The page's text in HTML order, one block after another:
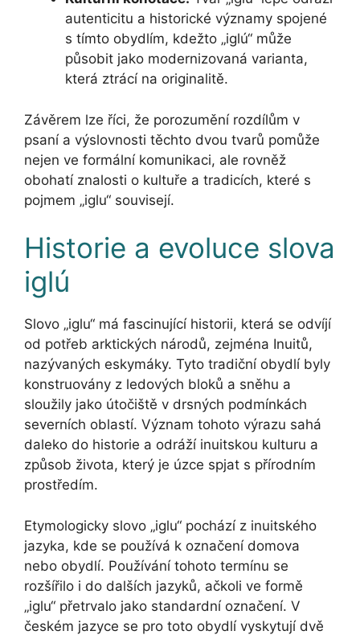
autenticitu a historické významy spojené
s tímto obydlím, kdežto „iglú“ může
působit jako modernizovaná varianta,
která ztrácí na originalitě.
Závěrem lze říci, že porozumění rozdílům v
psaní a výslovnosti těchto dvou tvarů pomůže
nejen ve formální komunikaci, ale rovněž
obohatí znalosti o kultuře a tradicích, které s
pojmem „iglu“ souvisejí.
Historie a evoluce slova
iglú
Slovo „iglu“ má fascinující historii, která se odvíjí
od potřeb arktických národů, zejména Inuitů,
nazývaných eskymáky. Tyto tradiční obydlí byly
konstruovány z ledových bloků a sněhu a
sloužily jako útočiště v drsných podmínkách
severních oblastí. Význam tohoto výrazu sahá
daleko do historie a odráží inuitskou kulturu a
způsob života, který je úzce spjat s přírodním
prostředím.
Etymologicky slovo „iglu“ pochází z inuitského
jazyka, kde se používá k označení domova
nebo obydlí. Používání tohoto termínu se
rozšířilo i do dalších jazyků, ačkoli ve formě
„iglu“ přetrvalo jako standardní označení. V
českém jazyce se pro toto obydlí vyskytují dvě